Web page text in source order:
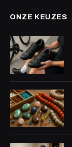
ONZE KEUZES